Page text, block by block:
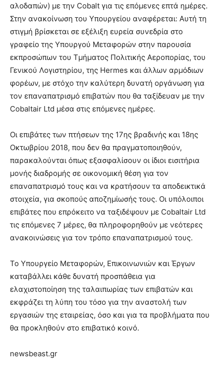
αλοδαπών) με την Cobalt για τις επόμενες επτά ημέρες.
Στην ανακοίνωση του Υπουργείου αναφέρεται: Αυτή τη
στιγμή βρίσκεται σε εξέλιξη ευρεία συνεδρία στο
γραφείο της Υπουργού Μεταφορών στην παρουσία
εκπροσώπων του Τμήματος Πολιτικής Αεροπορίας, του
Γενικού Λογιστηρίου, της Hermes και άλλων αρμόδιων
φορέων, με στόχο την καλύτερη δυνατή οργάνωση για
τον επαναπατρισμό επιβατών που θα ταξίδευαν με την
Cobaltair Ltd μέσα στις επόμενες ημέρες.
Οι επιβάτες των πτήσεων της 17ης βραδινής και 18ης
Οκτωβρίου 2018, που δεν θα πραγματοποιηθούν,
παρακαλούνται όπως εξασφαλίσουν οι ίδιοι εισιτήρια
μονής διαδρομής σε οικονομική θέση για τον
επαναπατρισμό τους και να κρατήσουν τα αποδεικτικά
στοιχεία, για σκοπούς αποζημίωσής τους. Οι υπόλοιποι
επιβάτες που επρόκειτο να ταξιδέψουν με Cobaltair Ltd
τις επόμενες 7 μέρες, θα πληροφορηθούν με νεότερες
ανακοινώσεις για τον τρόπο επαναπατρισμού τους.
Το Υπουργείο Μεταφορών, Επικοινωνιών και Έργων
καταβάλλει κάθε δυνατή προσπάθεια για
ελαχιστοποίηση της ταλαιπωρίας των επιβατών και
εκφράζει τη λύπη του τόσο για την αναστολή των
εργασιών της εταιρείας, όσο και για τα προβλήματα που
θα προκληθούν στο επιβατικό κοινό.
newsbeast.gr